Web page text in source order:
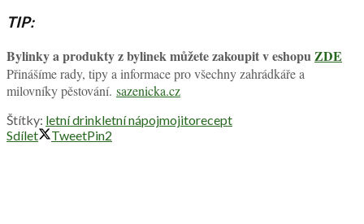
TIP:
Bylinky a produkty z bylinek můžete zakoupit v eshopuZDE
Přinášíme rady, tipy a informace pro všechny zahrádkáře a
milovníky pěstování. sazenicka.cz
Štítky: letní drinkletní nápojmojitorecept
Sdílet
TweetPin2